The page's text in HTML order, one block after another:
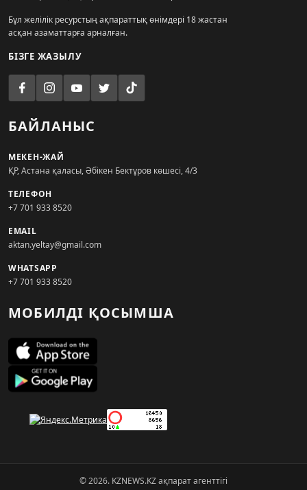
Бұл желілік ресурстың ақпараттық өнімдері 18 жастан
асқан азаматтарға арналған.
БІЗГЕ ЖАЗЫЛУ
БАЙЛАНЫС
МЕКЕН-ЖАЙ
ҚР, Астана қаласы, Әбікен Бектұров көшесі, 4/3
ТЕЛЕФОН
+7 701 933 8520
EMAIL
aktan.yeltay@gmail.com
WHATSAPP
+7 701 933 8520
МОБИЛДІ ҚОСЫМША
© 2026. KZNEWS.KZ ақпарат агенттігі